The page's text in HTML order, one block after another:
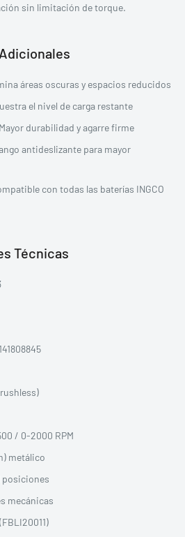
sin limitación de torque.
áreas oscuras y espacios reducidos
el nivel de carga restante
Mayor durabilidad y agarre firme
antideslizante para mayor
con todas las baterías INGCO
Técnicas
/ 0-2000 RPM
metálico
posiciones
mecánicas